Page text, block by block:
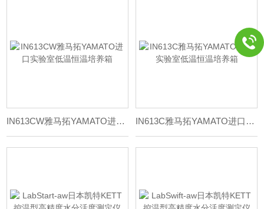
IN613CW雅马拓YAMATO进口实验室低温恒温培养箱 IN613C雅马拓YAMATO进口实验室低温恒温培养箱